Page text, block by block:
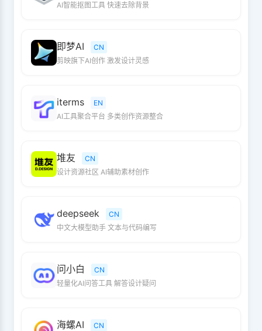
AI智能抠图工具 快速去除背景
即梦AI
CN
剪映旗下AI创作 激发设计灵感
iterms
EN
AI工具聚合平台 多类创作资源整合
堆友
CN
设计资源社区 AI辅助素材创作
deepseek
CN
中文大模型助手 文本与代码编写
问小白
CN
轻量化AI问答工具 解答设计疑问
海螺AI
CN